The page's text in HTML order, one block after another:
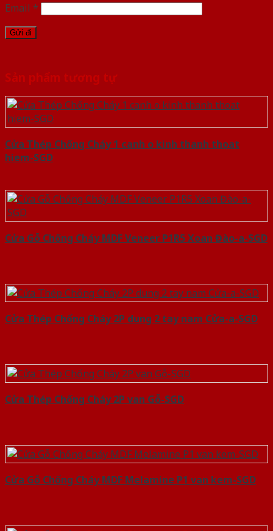
Email *
Sản phẩm tương tự
Cửa Thép Chống Cháy 1 canh o kinh thanh thoat
hiem-SGD
Cửa Gỗ Chống Cháy MDF Veneer P1R5 Xoan Đào-a-SGD
Cửa Thép Chống Cháy 2P dung 2 tay nam Cửa-a-SGD
Cửa Thép Chống Cháy 2P van Gỗ-SGD
Cửa Gỗ Chống Cháy MDF Melamine P1 van kem-SGD